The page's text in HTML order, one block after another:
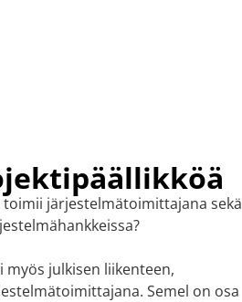
järjestelmätoimittajana sekä
julkisen liikenteen,
Semel on osa